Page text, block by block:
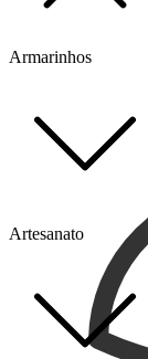
Armarinhos
Artesanato